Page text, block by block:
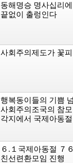
동해명승 명사십리에
끝없이
출렁인다
사회주의제도가 꽃
행복동이들의 기쁨
사회주의조국의 참
각지에서 국제아동
６.１국제아동절 ７
친선련환모임 진행